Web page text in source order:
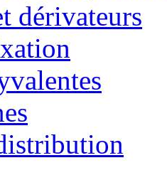
dérivateurs